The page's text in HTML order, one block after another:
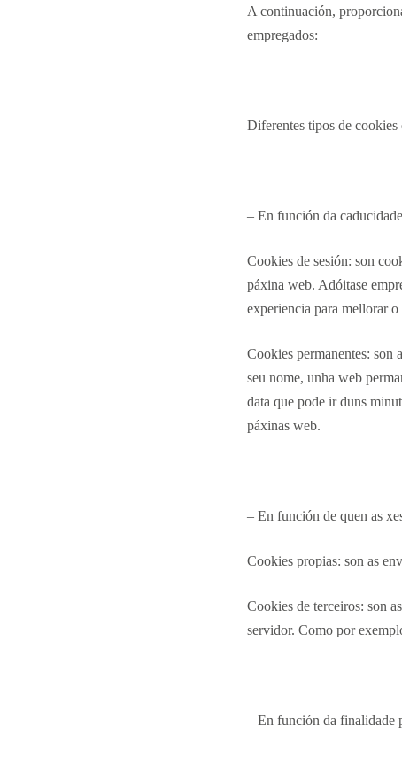
A continuación,
empregados:
Diferentes tipos de
– En función da
Cookies de sesión: son
páxina web. Adóitase
experiencia para mellorar
Cookies permanentes: son
seu nome, unha web
data que pode ir duns
páxinas web.
– En función de quen as
Cookies propias: son as
Cookies de terceiros: son
servidor. Como por
– En función da finalidade